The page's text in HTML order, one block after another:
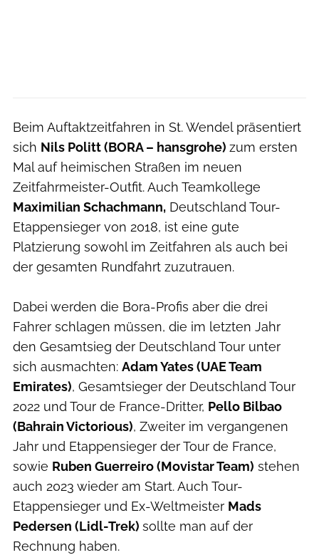
Beim Auftaktzeitfahren in St. Wendel präsentiert
sich Nils Politt (BORA – hansgrohe) zum ersten
Mal auf heimischen Straßen im neuen
Zeitfahrmeister-Outfit. Auch Teamkollege
Maximilian Schachmann, Deutschland Tour-
Etappensieger von 2018, ist eine gute
Platzierung sowohl im Zeitfahren als auch bei
der gesamten Rundfahrt zuzutrauen.
Dabei werden die Bora-Profis aber die drei
Fahrer schlagen müssen, die im letzten Jahr
den Gesamtsieg der Deutschland Tour unter
sich ausmachten: Adam Yates (UAE Team
Emirates), Gesamtsieger der Deutschland Tour
2022 und Tour de France-Dritter, Pello Bilbao
(Bahrain Victorious), Zweiter im vergangenen
Jahr und Etappensieger der Tour de France,
sowie Ruben Guerreiro (Movistar Team) stehen
auch 2023 wieder am Start. Auch Tour-
Etappensieger und Ex-Weltmeister Mads
Pedersen (Lidl-Trek) sollte man auf der
Rechnung haben.